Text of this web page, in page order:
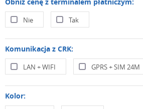
Nie Tak
Komunikacja z CRK:
LAN + WIFI GPRS + SIM 24M
Kolor: